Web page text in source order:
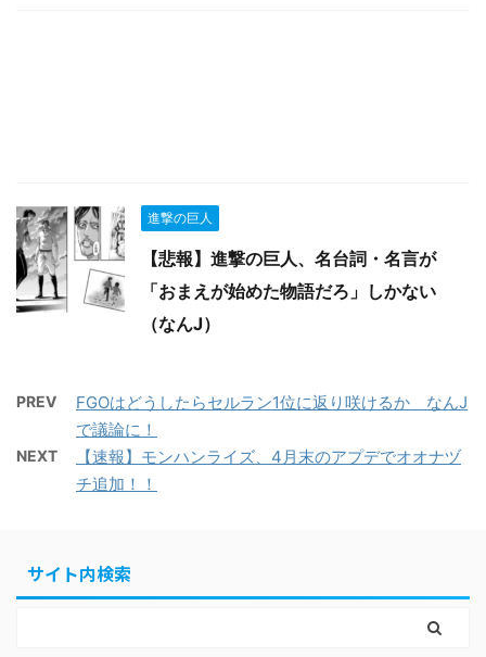
進撃の巨人
【悲報】進撃の巨人、名台詞・名言が
「おまえが始めた物語だろ」しかない
（なんJ）
PREV
FGOはどうしたらセルラン1位に返り咲けるか なんJ
で議論に！
NEXT
【速報】モンハンライズ、4月末のアプデでオオナヅ
チ追加！！
サイト内検索